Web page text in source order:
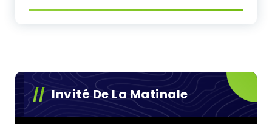
Invité De La Matinale